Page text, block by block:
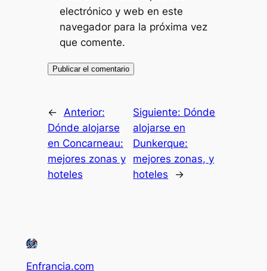
electrónico y web en este
navegador para la próxima vez
que comente.
←
Anterior:
Dónde alojarse
en Concarneau:
mejores zonas y
hoteles
Siguiente: Dónde
alojarse en
Dunkerque:
mejores zonas, y
hoteles
→
Enfrancia.com